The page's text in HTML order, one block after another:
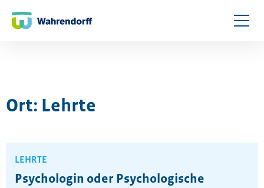
Ort: Lehrte
LEHRTE
Psychologin oder Psychologische